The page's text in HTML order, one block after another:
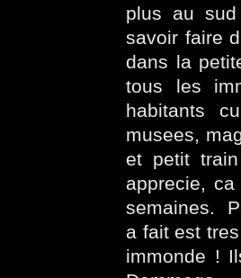
plus au
savoir faire
dans la
tous les
habitants
musees,
et petit
apprecie,
semaines.
a fait est
immonde !